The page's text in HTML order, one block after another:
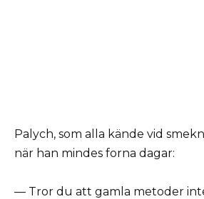
Palych, som alla kände vid
när han mindes forna dagar:
— Tror du att gamla metoder